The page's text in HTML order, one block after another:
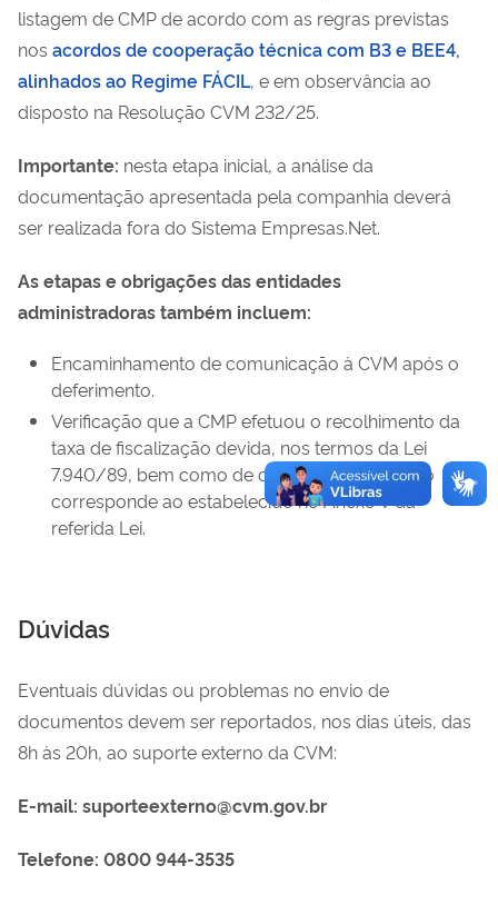
listagem de CMP de acordo com as regras previstas
nos acordos de cooperação técnica com B3 e BEE4,
alinhados ao Regime FÁCIL, e em observância ao
disposto na Resolução CVM 232/25.
Importante: nesta etapa inicial, a análise da
documentação apresentada pela companhia deverá
ser realizada fora do Sistema Empresas.Net.
As etapas e obrigações das entidades
administradoras também incluem:
Encaminhamento de comunicação à CVM após o
deferimento.
Verificação que a CMP efetuou o recolhimento da
taxa de fiscalização devida, nos termos da Lei
7.940/89, bem como de que o valor recolhido
corresponde ao estabelecido no Anexo V da
referida Lei.
Dúvidas
Eventuais dúvidas ou problemas no envio de
documentos devem ser reportados, nos dias úteis, das
8h às 20h, ao suporte externo da CVM:
E-mail: suporteexterno@cvm.gov.br
Telefone: 0800 944-3535